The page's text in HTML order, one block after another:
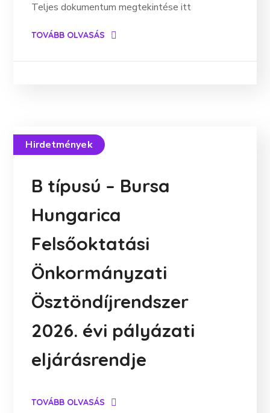
Teljes dokumentum megtekintése itt
TOVÁBB OLVASÁS
Hirdetmények
B típusú – Bursa
Hungarica
Felsőoktatási
Önkormányzati
Ösztöndíjrendszer
2026. évi pályázati
eljárásrendje
TOVÁBB OLVASÁS